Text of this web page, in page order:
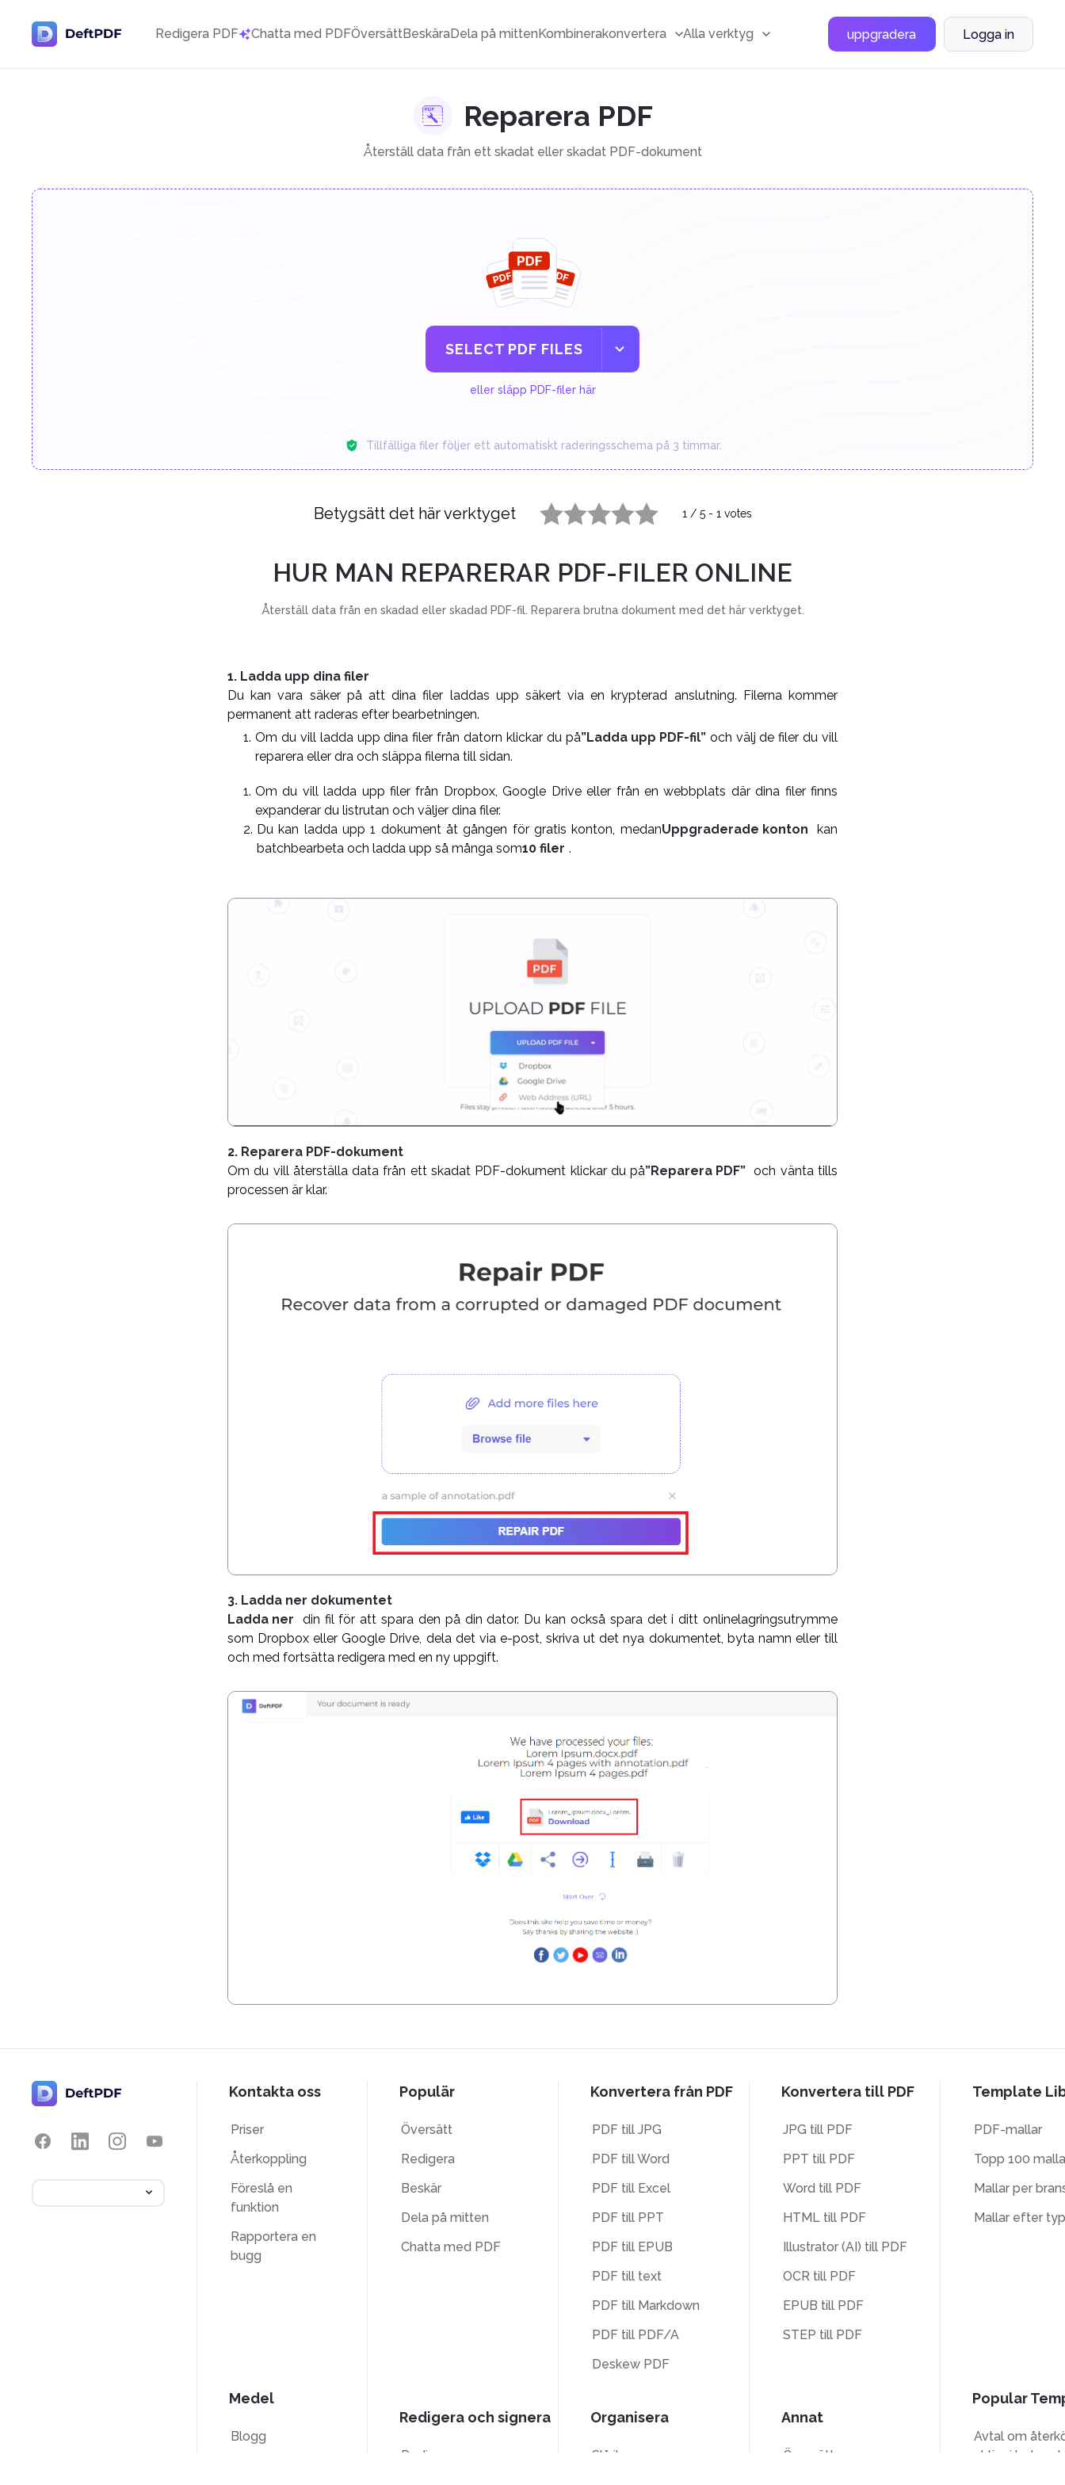
Redigera PDF Chatta med PDFÖversättBeskäraDela på mittenKombinerakonvertera Alla verktyg uppgradera Logga in
Reparera PDF
Återställ data från ett skadat eller skadat PDF-dokument
SELECT PDF FILES
eller släpp PDF-filer här
Tillfälliga filer följer ett automatiskt raderingsschema på 3 timmar.
Betygsätt det här verktyget 1 / 5- 1 votes
HUR MAN REPARERAR PDF-FILER ONLINE
Återställ data från en skadad eller skadad PDF-fil. Reparera brutna dokument med det här verktyget.
1. Ladda upp dina filer
Du kan vara säker på att dina filer laddas upp säkert via en krypterad anslutning. Filerna kommer
permanent att raderas efter bearbetningen.
Om du vill ladda upp dina filer från datorn klickar du på”Ladda upp PDF-fil” och välj de filer du vill
reparera eller dra och släppa filerna till sidan.
Om du vill ladda upp filer från Dropbox, Google Drive eller från en webbplats där dina filer finns
expanderar du listrutan och väljer dina filer.
Du kan ladda upp 1 dokument åt gången för gratis konton, medanUppgraderade konton
kan
batchbearbeta och ladda upp så många som10 filer .
2. Reparera PDF-dokument
Om du vill återställa data från ett skadat PDF-dokument klickar du på”Reparera PDF” och vänta tills
processen är klar.
3. Ladda ner dokumentet
Ladda ner
din fil för att spara den på din dator. Du kan också spara det i ditt onlinelagringsutrymme
som Dropbox eller Google Drive, dela det via e-post, skriva ut det nya dokumentet, byta namn eller till
och med fortsätta redigera med en ny uppgift.
Kontakta oss
Priser
Återkoppling
Föreslå en
funktion
Rapportera en
bugg
Medel
Blogg
Populär
Översätt
Redigera
Beskär
Dela på mitten
Chatta med PDF
Redigera och signera
Redigera
Konvertera från PDF
PDF till JPG
PDF till Word
PDF till Excel
PDF till PPT
PDF till EPUB
PDF till text
PDF till Markdown
PDF till PDF/A
Deskew PDF
Organisera
Slå ihop
Konvertera till PDF
JPG till PDF
PPT till PDF
Word till PDF
HTML till PDF
Illustrator (AI) till PDF
OCR till PDF
EPUB till PDF
STEP till PDF
Annat
Översätt
Template
PDF-mallar
Topp 100
Mallar per
Mallar efter typ
Popular
Avtal om
aktier i bolaget